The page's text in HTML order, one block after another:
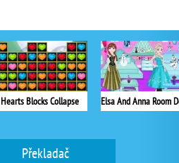
Hearts Blocks Collapse
Překladač